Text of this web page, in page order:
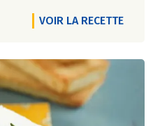
VOIR LA RECETTE